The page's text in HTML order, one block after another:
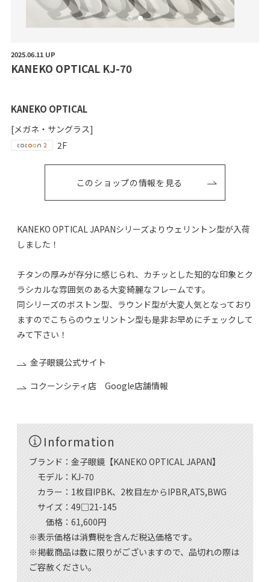
2025.06.11 UP
KANEKO OPTICAL KJ-70
KANEKO OPTICAL
[メガネ・サングラス]
2F
このショップの情報を見る
KANEKO OPTICAL JAPANシリーズよりウェリントン型が入荷
しました！
チタンの厚みが存分に感じられ、カチッとした知的な印象とク
ラシカルな雰囲気のある大変綺麗なフレームです。
同シリーズのボストン型、ラウンド型が大変人気となっており
ますのでこちらのウェリントン型も是非お早めにチェックして
みて下さい！
金子眼鏡公式サイト
コクーンシティ店 Google店舗情報
Information
ブランド：金子眼鏡【KANEKO OPTICAL JAPAN】
モデル：KJ-70
カラー：1枚目IPBK、2枚目左からIPBR,ATS,BWG
サイズ：49□21-145
価格：61,600円
※表示価格は消費税を含んだ税込価格です。
※掲載商品は数に限りがございますので、品切れの際は
ご容赦ください。